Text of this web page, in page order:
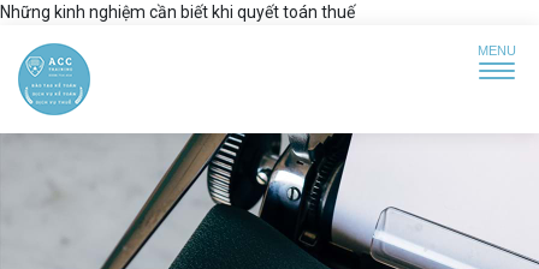
Những kinh nghiệm cần biết khi quyết toán thuế